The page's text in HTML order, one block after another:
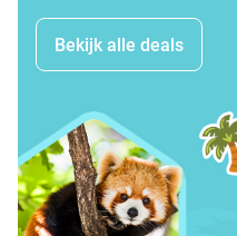
Bekijk alle deals